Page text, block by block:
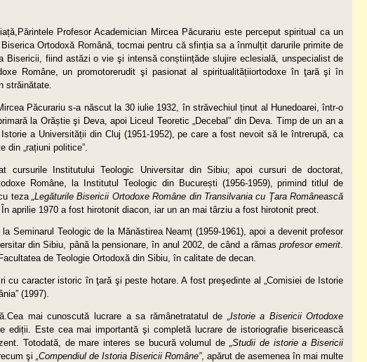
Profesor Academician Mircea Păcurariu este perceput spiritual ca un
Ortodoxă Română, tocmai pentru că sfinția sa a înmulțit darurile primite de
Bisericii, fiind astăzi o vie şi intensă conștiințăde slujire eclesială, unspecialist de
Române, un promotorerudit şi pasionat al spiritualitățiiortodoxe în ţară şi în
străinătate.
Păcurariu s-a născut la 30 iulie 1932, în străvechiul ținut al Hunedoarei, într-o
la Orăștie şi Deva, apoi Liceul Teoretic „Decebal” din Deva. Timp de un an a
a Universității din Cluj (1951-1952), pe care a fost nevoit să le întrerupă, ca
din „rațiuni politice”.
cursurile Institutului Teologic Universitar din Sibiu; apoi cursuri de doctorat,
Române, la Institutul Teologic din București (1956-1959), primind titlul de
teza „Legăturile Bisericii Ortodoxe Române din Transilvania cu Ţara Românească
aprilie 1970 a fost hirotonit diacon, iar un an mai târziu a fost hirotonit preot.
Seminarul Teologic de la Mănăstirea Neamț (1959-1961), apoi a devenit profesor
din Sibiu, până la pensionare, în anul 2002, de când a rămasprofesor emerit.
de Teologie Ortodoxă din Sibiu, în calitate de decan.
cu caracter istoric în ţară şi peste hotare. A fost preşedinte al „Comisiei de Istorie
(1997).
mai cunoscută lucrare a sa rămânetratatul de
„Istorie a Bisericii Ortodoxe
ediții. Este cea mai importantă şi completă lucrare de istoriografie bisericească
Totodată, de mare interes se bucură volumul de
„Studii de istorie a Bisericii
şi „Compendiul de Istoria Bisericii Române”, apărut de asemenea în mai multe